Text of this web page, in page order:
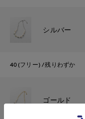
シルバー
40(フリー) 残りわずか
ゴールド